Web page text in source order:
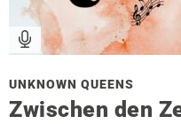
UNKNOWN QUEENS
Zwischen den